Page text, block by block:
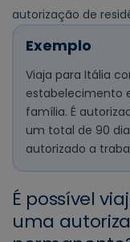
autorização de
Exemplo
Viaja para Itália
estabelecimento
família. É
um total de 90
autorizado a
É possível
uma